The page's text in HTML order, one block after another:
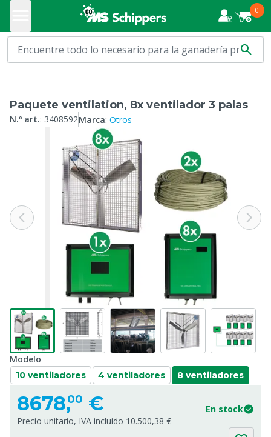
0
Paquete ventilation, 8x ventilador 3 palas
N.º art.: 3408592Marca: Otros
Modelo
10 ventiladores 4 ventiladores 8 ventiladores
8678,00 €
En stock
Precio unitario, IVA incluido 10.500,38 €